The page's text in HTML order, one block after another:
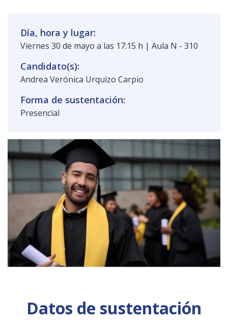
Día, hora y lugar:
Viernes 30 de mayo a las 17:15 h | Aula N - 310
Candidato(s):
Andrea Verónica Urquizo Carpio
Forma de sustentación:
Presencial
Datos de sustentación